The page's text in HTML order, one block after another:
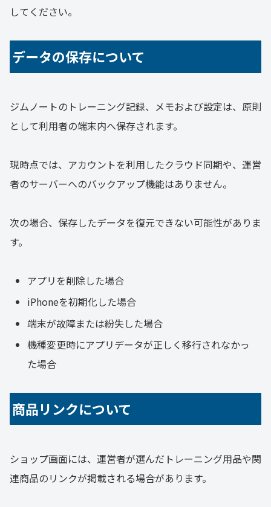
してください。
データの保存について
ジムノートのトレーニング記録、メモおよび設定は、原則
として利用者の端末内へ保存されます。
現時点では、アカウントを利用したクラウド同期や、運営
者のサーバーへのバックアップ機能はありません。
次の場合、保存したデータを復元できない可能性がありま
す。
アプリを削除した場合
iPhoneを初期化した場合
端末が故障または紛失した場合
機種変更時にアプリデータが正しく移行されなかっ
た場合
商品リンクについて
ショップ画面には、運営者が選んだトレーニング用品や関
連商品のリンクが掲載される場合があります。